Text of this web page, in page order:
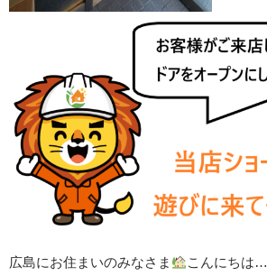
広島にお住まいのみなさま
こんにちは…